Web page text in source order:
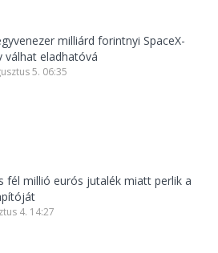
milliárd forintnyi SpaceX-
válhat eladhatóvá
5. 06:35
fél millió eurós jutalék miatt perlik a
4. 14:27